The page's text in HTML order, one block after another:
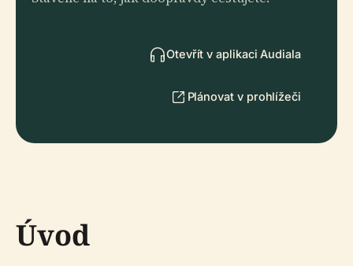
Otevřít v aplikaci Audiala
Plánovat v prohlížeči
Úvod